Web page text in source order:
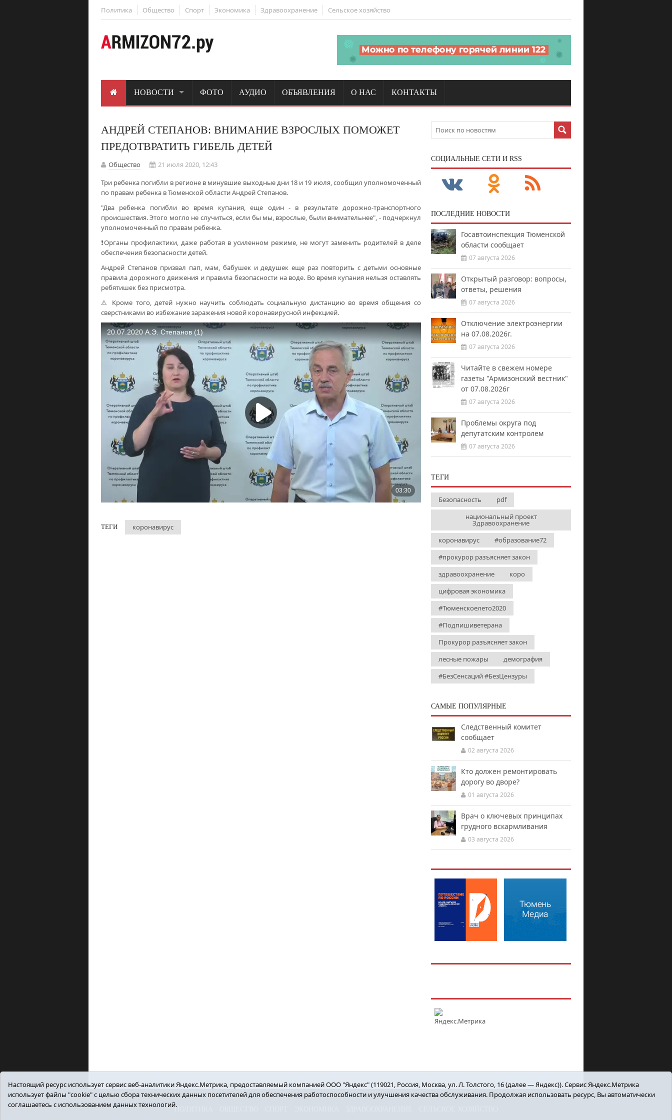
Политика Общество Спорт Экономика Здравоохранение Сельское хозяйство
НОВОСТИ ФОТО АУДИО ОБЪЯВЛЕНИЯ О НАС КОНТАКТЫ
АНДРЕЙ СТЕПАНОВ: ВНИМАНИЕ ВЗРОСЛЫХ ПОМОЖЕТ
ПРЕДОТВРАТИТЬ ГИБЕЛЬ ДЕТЕЙ
Общество
21 июля 2020, 12:43
Три ребенка погибли в регионе в минувшие выходные дни 18 и 19 июля, сообщил уполномоченный
по правам ребенка в Тюменской области Андрей Степанов.
"Два ребенка погибли во время купания, еще один - в результате дорожно-транспортного
происшествия. Этого могло не случиться, если бы мы, взрослые, были внимательнее", - подчеркнул
уполномоченный по правам ребенка.
❗Органы профилактики, даже работая в усиленном режиме, не могут заменить родителей в деле
обеспечения безопасности детей.
Андрей Степанов призвал пап, мам, бабушек и дедушек еще раз повторить с детьми основные
правила дорожного движения и правила безопасности на воде. Во время купания нельзя оставлять
ребятишек без присмотра.
⚠ Кроме того, детей нужно научить соблюдать социальную дистанцию во время общения со
сверстниками во избежание заражения новой коронавирусной инфекцией.
ТЕГИ коронавирус
CОЦИАЛЬНЫЕ СЕТИ И RSS
ПОСЛЕДНИЕ НОВОСТИ
Госавтоинспекция Тюменской
области сообщает
07 августа 2026
Открытый разговор: вопросы,
ответы, решения
07 августа 2026
Отключение электроэнергии
на 07.08.2026г.
07 августа 2026
Читайте в свежем номере
газеты "Армизонский вестник"
от 07.08.2026г
07 августа 2026
Проблемы округа под
депутатским контролем
07 августа 2026
ТЕГИ
Безопасность
pdf
национальный проект
Здравоохранение
коронавирус
#образование72
#прокурор разъясняет закон
здравоохранение
коро
цифровая экономика
#Тюменскоелето2020
#Подпишиветерана
Прокурор разъясняет закон
лесные пожары
демография
#БезСенсаций #БезЦензуры
САМЫЕ ПОПУЛЯРНЫЕ
Следственный комитет
сообщает
02 августа 2026
Кто должен ремонтировать
дорогу во дворе?
01 августа 2026
Врач о ключевых принципах
грудного вскармливания
03 августа 2026
ПОЛИТИКА
Настоящий ресурс использует сервис веб-аналитики Яндекс.Метрика, предоставляемый компанией ООО "Яндекс" (119021, Россия, Москва, ул. Л. Толстого, 16 (далее — Яндекс)). Сервис Яндекс.Метрика
использует файлы "cookie" с целью сбора технических данных посетителей для обеспечения работоспособности и улучшения качества обслуживания. Продолжая использовать ресурс, Вы автоматически
соглашаетесь с использованием данных технологий.